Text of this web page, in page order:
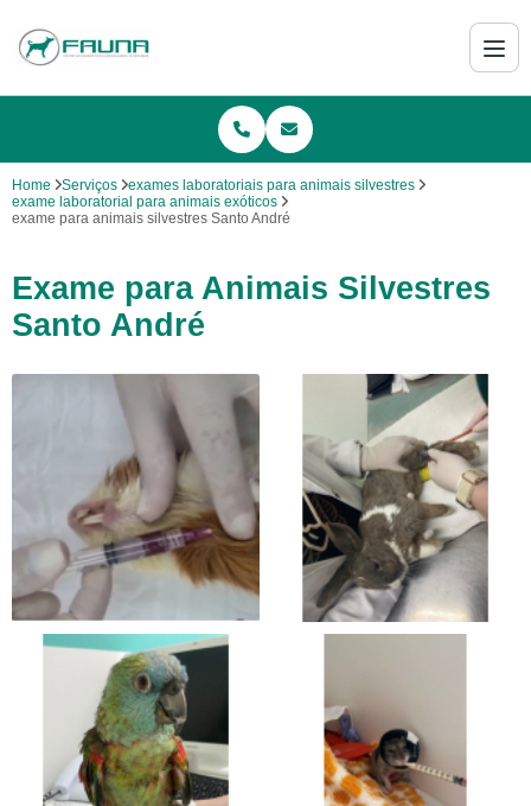
Home Serviços
exames laboratoriais para animais silvestres
exame laboratorial para animais exóticos
exame para animais silvestres Santo André
Exame para Animais Silvestres
Santo André